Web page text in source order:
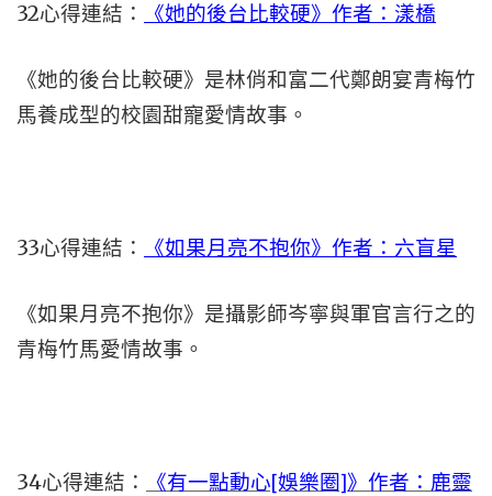
32心得連結： 《她的後台比較硬》作者：漾橋
《她的後台比較硬》是林俏和富二代鄭朗宴青梅竹
馬養成型的校園甜寵愛情故事。
33心得連結： 《如果月亮不抱你》作者：六盲星
《如果月亮不抱你》是攝影師岑寧與軍官言行之的
青梅竹馬愛情故事。
34心得連結： 《有一點動心[娛樂圈]》作者：鹿靈